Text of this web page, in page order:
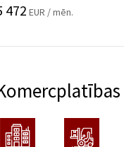
472 EUR / mēn.